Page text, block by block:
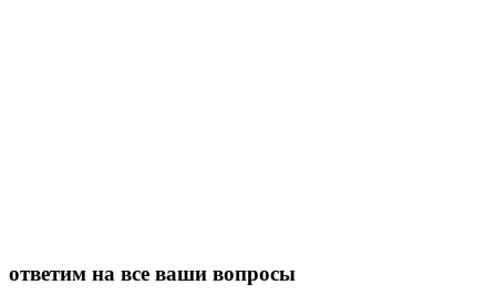
ответим на все ваши вопросы